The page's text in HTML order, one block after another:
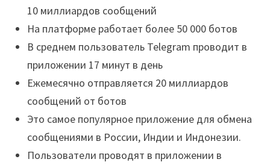
10 миллиардов сообщений
На платформе работает более 50 000 ботов
В среднем пользователь Telegram проводит в
приложении 17 минут в день
Ежемесячно отправляется 20 миллиардов
сообщений от ботов
Это самое популярное приложение для обмена
сообщениями в России, Индии и Индонезии.
Пользователи проводят в приложении в